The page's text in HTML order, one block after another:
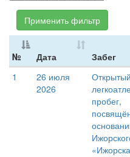
Применить фильтр
№ Дата Забег
1
26 июля
2026
Открытый
пробег,